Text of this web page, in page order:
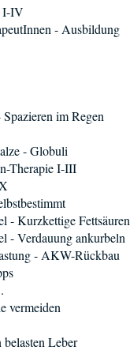
I-IV
- Ausbildung
im Regen
- Globuli
Therapie I-III
- Kurzkettige Fettsäuren
- Verdauung ankurbeln
- AKW-Rückbau
vermeiden
Leber